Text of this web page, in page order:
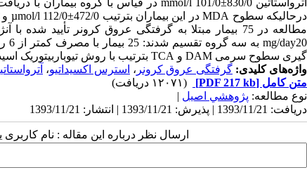
مطالعه در 75 بیمار مبتلا به گرفتگی عروق کرونر
گیری سطوح سرمی M‏DA و TCA بترتیب با روش تیوباربیتوریک اسید و بنزی انجام پذیرفت.
واژه‌های کلیدی: گرفتگی عروق کرونر ، استرس اکسیداتیو،
متن کامل [PDF 217 kb]
(۱۲۰۷۱ دریافت)
نوع مطالعه: پژوهشي اصیل |
دریافت: 1393/11/21 | پذیرش: 1393/11/21 | انتشار: 1393/11/21
ارسال نظر درباره این مقاله : نام